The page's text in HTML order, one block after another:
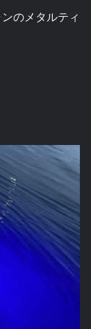
のメタルティ